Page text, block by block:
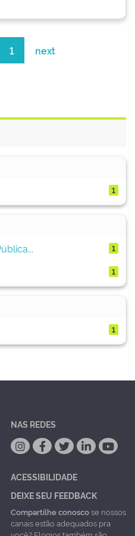
1 next
1
1
1
1
NAS REDES
ACESSIBILIDADE
DEIXE SEU FEEDBACK
Compartilhe conoscose nossos
canais estão adequados pra